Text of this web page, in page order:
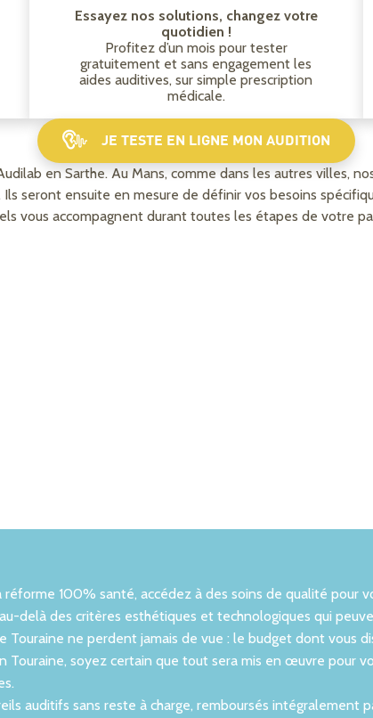
Essayez nos solutions, changez votre
quotidien !
Profitez d’un mois pour tester
gratuitement et sans engagement les
aides auditives, sur simple prescription
médicale.
JE TESTE EN LIGNE MON AUDITION
en Sarthe. Au Mans, comme dans les autres villes,
seront ensuite en mesure de définir vos besoins
vous accompagnent durant toutes les étapes de votre
- Rechargeables -
Et formés aux
réforme 100% santé, accédez à des soins de qualité pour
delà des critères esthétiques et technologiques qui
Touraine ne perdent jamais de vue : le budget dont vous
Touraine, soyez certain que tout sera mis en œuvre pour
auditifs sans reste à charge, remboursés intégralement